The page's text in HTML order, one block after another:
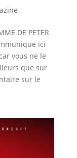
DE PETER
ici
vous ne le
que sur
sur le